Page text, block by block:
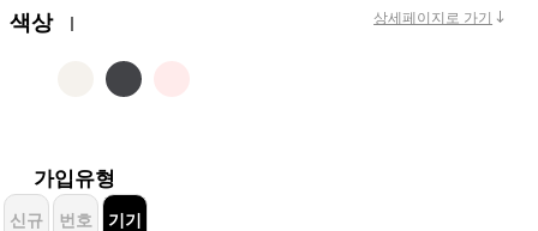
색상 상세페이지로 가기
가입유형
신규
번호
기기